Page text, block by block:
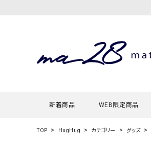
新着商品 WEB限定商品
TOP HugHug カテゴリー グッズ